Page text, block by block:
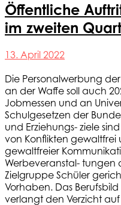
Öffentliche
im zweiten
13. April 2022
Die Personalwerbung
an der Waffe soll auch
Jobmessen und an
Schulgesetzen der
und Erziehungs- ziele
von Konflikten
gewaltfreier
Werbeveranstal- tungen
Zielgruppe Schüler
Vorhaben. Das
verlangt den Verzicht